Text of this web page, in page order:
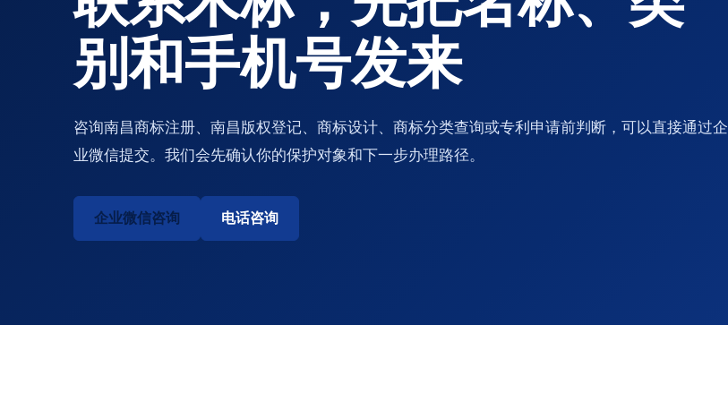
别和手机号发来
咨询南昌商标注册、南昌版权登记、商标设计、商标分类查询或专利申请前判断，可以直接通过企
业微信提交。我们会先确认你的保护对象和下一步办理路径。
企业微信咨询 电话咨询